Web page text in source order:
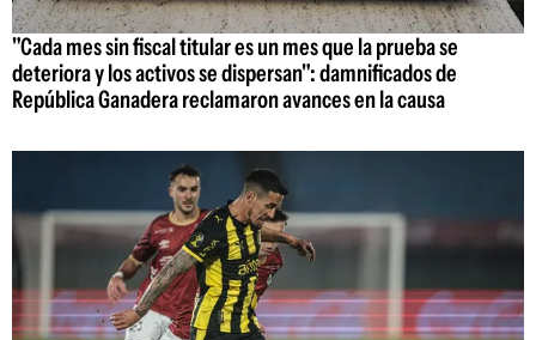
"Cada mes sin fiscal titular es un mes que la prueba se
deteriora y los activos se dispersan": damnificados de
República Ganadera reclamaron avances en la causa